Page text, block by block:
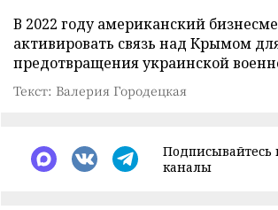
В 2022 году американский
активировать связь над Крымом
предотвращения украинской
Текст: Валерия Городецкая
каналы